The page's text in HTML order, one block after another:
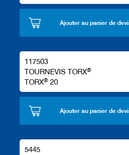
Ajouter au panier de
117503
TOURNEVIS TORX®
TORX® 20
Ajouter au panier de
5445